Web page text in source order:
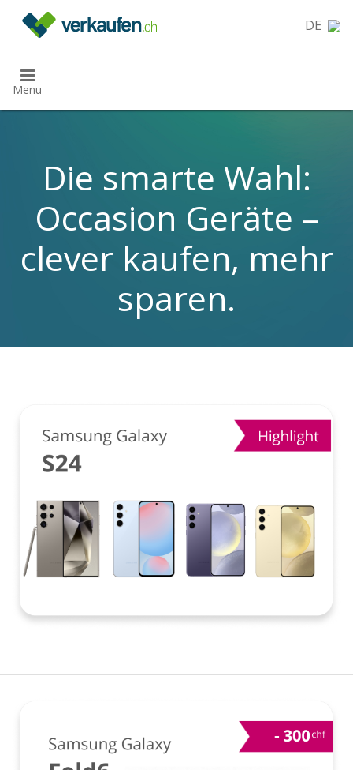
DE
Menu
Die smarte Wahl:
Occasion Geräte –
clever kaufen, mehr
sparen.